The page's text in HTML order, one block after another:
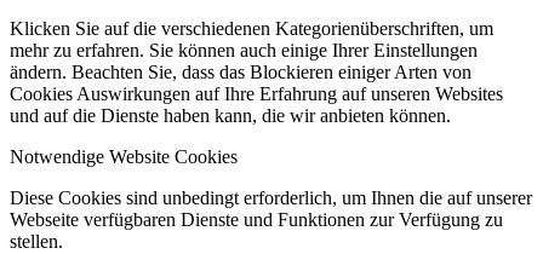
Klicken Sie auf die verschiedenen Kategorienüberschriften, um
mehr zu erfahren. Sie können auch einige Ihrer Einstellungen
ändern. Beachten Sie, dass das Blockieren einiger Arten von
Cookies Auswirkungen auf Ihre Erfahrung auf unseren Websites
und auf die Dienste haben kann, die wir anbieten können.
Notwendige Website Cookies
Diese Cookies sind unbedingt erforderlich, um Ihnen die auf unserer
Webseite verfügbaren Dienste und Funktionen zur Verfügung zu
stellen.